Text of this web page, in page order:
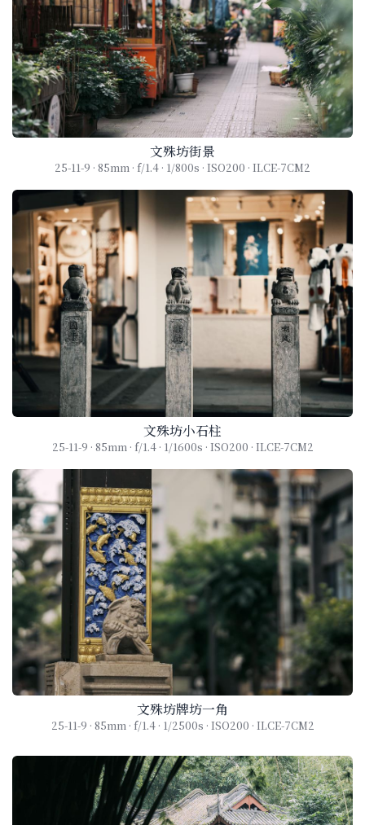
文殊坊街景
25-11-9 · 85mm · f/1.4 · 1/800s · ISO200 · ILCE-7CM2
文殊坊小石柱
25-11-9 · 85mm · f/1.4 · 1/1600s · ISO200 · ILCE-7CM2
文殊坊牌坊一角
25-11-9 · 85mm · f/1.4 · 1/2500s · ISO200 · ILCE-7CM2